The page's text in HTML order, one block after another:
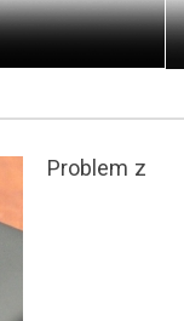
Problem z